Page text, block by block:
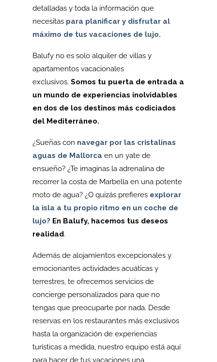
detalladas y toda la información que
necesitas para planificar y disfrutar al
máximo de tus vacaciones de lujo.
Balufy no es solo alquiler de villas y
apartamentos vacacionales
exclusivos.Somos tu puerta de entrada a
un mundo de experiencias inolvidables
en dos de los destinos más codiciados
del Mediterráneo.
¿Sueñas con navegar por las cristalinas
aguas de Mallorca en un yate de
ensueño? ¿Te imaginas la adrenalina de
recorrer la costa de Marbella en una potente
moto de agua? ¿O quizás prefieres explorar
la isla a tu propio ritmo en un coche de
lujo? En Balufy, hacemos tus deseos
realidad.
Además de alojamientos excepcionales y
emocionantes actividades acuáticas y
terrestres, te ofrecemos servicios de
concierge personalizados para que no
tengas que preocuparte por nada. Desde
reservas en los restaurantes más exclusivos
hasta la organización de experiencias
turísticas a medida, nuestro equipo está aquí
para hacer de tus vacaciones una